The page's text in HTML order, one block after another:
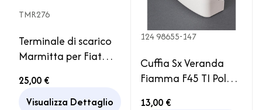
TMR276
Terminale di scarico
Marmitta per Fiat
Camper Camion
Motorhome
25,00 €
Visualizza Dettaglio
124 98655-147
Cuffia Sx Veranda
Fiamma F45 TI Polar
13,00 €